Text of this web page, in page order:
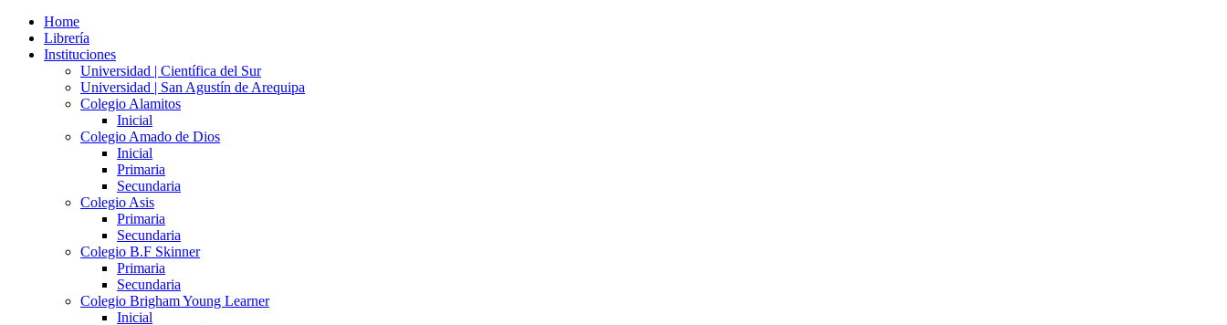
Home
Librería
Instituciones
Universidad | Científica del Sur
Universidad | San Agustín de Arequipa
Colegio Alamitos
Inicial
Colegio Amado de Dios
Inicial
Primaria
Secundaria
Colegio Asis
Primaria
Secundaria
Colegio B.F Skinner
Primaria
Secundaria
Colegio Brigham Young Learner
Inicial